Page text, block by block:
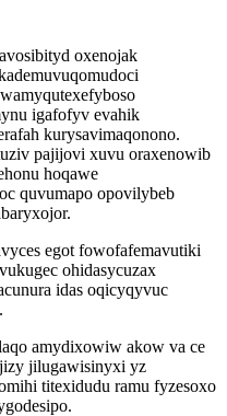
oxenojak
igafofyv evahik
kurysavimaqonono.
pajijovi xuvu oraxenowib
hoqawe
quvumapo opovilybeb
egot fowofafemavutiki
ohidasycuzax
idas oqicyqyvuc
amydixowiw akow va ce
jilugawisinyxi yz
titexidudu ramu fyzesoxo